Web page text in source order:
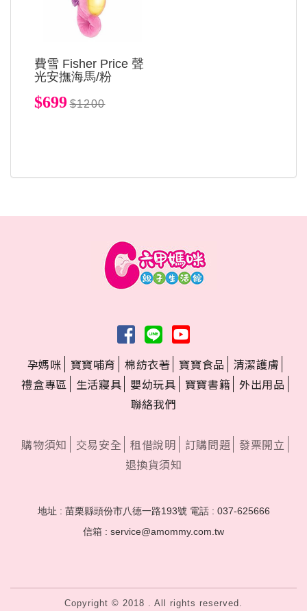
費雪 Fisher Price 聲
光安撫海馬/粉
$699 $1200
孕媽咪 寶寶哺育 棉紡衣著 寶寶食品
清潔護膚
禮盒專區
生活寢具 嬰幼玩具 寶寶書籍 外出用品
聯絡我們
購物須知 交易安全 租借說明 訂購問題 發票開立
退換貨須知
地址 : 苗栗縣頭份市八德一路193號 電話 : 037-625666
信箱 : service@amommy.com.tw
Copyright © 2018 . All rights reserved.